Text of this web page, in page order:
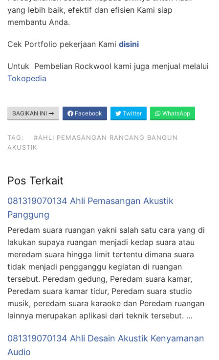
yang lebih baik, efektif dan efisien Kami siap
membantu Anda.
Cek Portfolio pekerjaan Kami disini
Untuk Pembelian Rockwool kami juga menjual melalui
Tokopedia
BAGIKAN INI Facebook Twitter WhatsApp
TAG:
#AHLI PEMASANGAN RANCANG BANGUN
AKUSTIK
Pos Terkait
081319070134 Ahli Pemasangan Akustik
Panggung
Peredam suara ruangan yakni salah satu cara yang di
lakukan supaya ruangan menjadi kedap suara atau
meredam suara hingga limit tertentu dimana suara
tidak menjadi pengganggu kegiatan di ruangan
tersebut. Peredam gedung, Peredam suara kamar,
Peredam suara kamar tidur, Peredam suara studio
musik, peredam suara karaoke dan Peredam ruangan
lainnya merupakan aplikasi dari teknik tersebut. …
081319070134 Ahli Desain Akustik Kenyamanan
Audio